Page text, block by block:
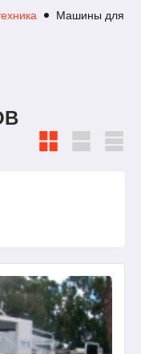
Машины для